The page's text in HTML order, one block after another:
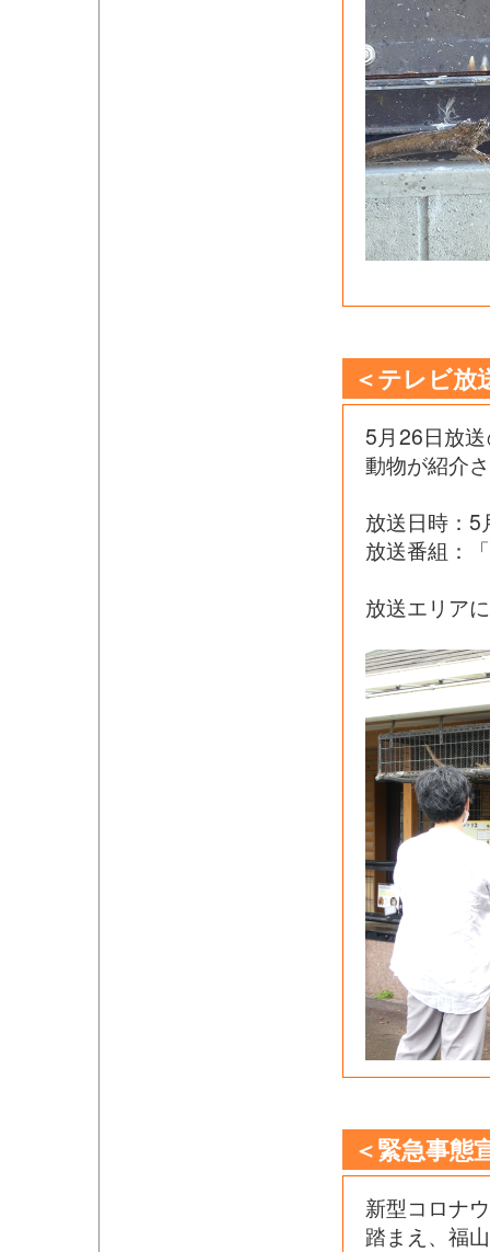
＜テレビ放
5月26日放
動物が紹介
放送日時：
放送番組：
放送エリア
＜緊急事態
新型コロナ
踏まえ、福